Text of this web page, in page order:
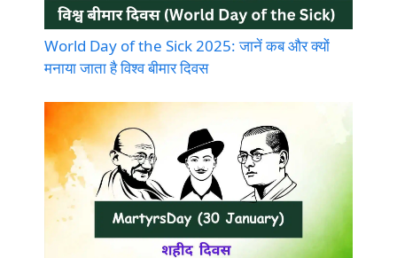
World Day of the Sick 2025: जानें कब और क्यों
मनाया जाता है विश्व बीमार दिवस